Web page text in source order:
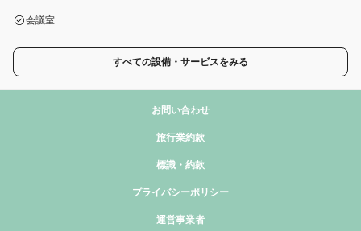
会議室
すべての設備・サービスをみる
お問い合わせ
旅行業約款
標識・約款
プライバシーポリシー
運営事業者